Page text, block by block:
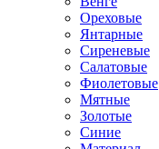
Ореховые
Янтарные
Сиреневые
Салатовые
Фиолетовые
Мятные
Золотые
Синие